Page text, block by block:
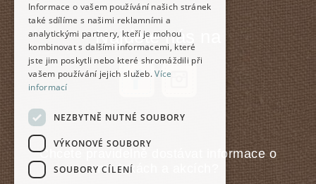
Najdete nás na
Chcete pravidelně dostávat informace o
novinkách a akcích?
Informace o vašem používání našich stránek
také sdílíme s našimi reklamními a
analytickými partnery, kteří je mohou
kombinovat s dalšími informacemi, které
jste jim poskytli nebo které shromáždili při
vašem používání jejich služeb.Více
informací
NEZBYTNĚ NUTNÉ SOUBORY
VÝKONOVÉ SOUBORY
SOUBORY CÍLENÍ